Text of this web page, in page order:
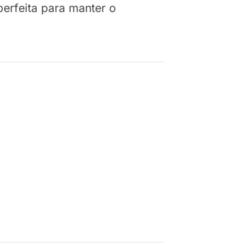
para manter o